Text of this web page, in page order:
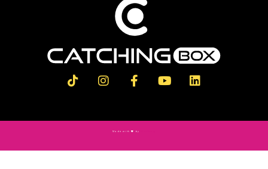
Made with by